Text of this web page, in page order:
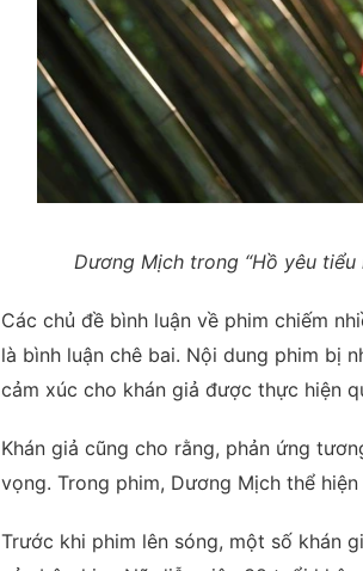
Dương Mịch trong “Hồ yêu
Các chủ đề bình luận về phim chiếm
là bình luận chê bai. Nội dung phim bị
cảm xúc cho khán giả được thực hiện
Khán giả cũng cho rằng, phản ứng
vọng. Trong phim, Dương Mịch thể
Trước khi phim lên sóng, một số khán